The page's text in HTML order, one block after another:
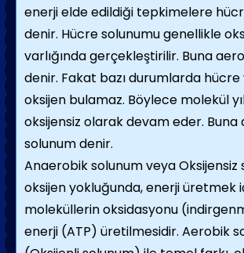
enerji elde edildiği tepkimelere
denir. Hücre solunumu genellikle
varlığında gerçekleştirilir. Buna
denir. Fakat bazı durumlarda
oksijen bulamaz. Böylece molekül
oksijensiz olarak devam eder.
solunum denir.
Anaerobik solunum veya Oksijensiz
oksijen yokluğunda, enerji üretmek
moleküllerin oksidasyonu
enerji (ATP) üretilmesidir. Aerobik